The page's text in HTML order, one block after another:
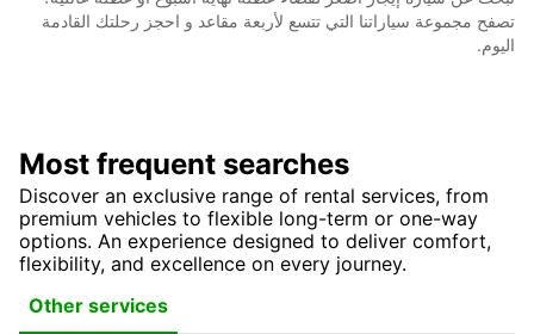
تصفح مجموعة سياراتنا التي تتسع لأربعة مقاعد و احجز رحلتك القادمة
اليوم.
Most frequent searches
Discover an exclusive range of rental services, from
premium vehicles to flexible long-term or one-way
options. An experience designed to deliver comfort,
flexibility, and excellence on every journey.
Other services